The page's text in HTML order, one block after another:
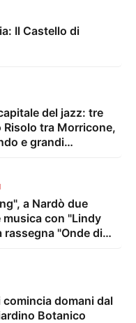
Il Castello di
del jazz: tre
Risolo tra Morricone,
e grandi
a Nardò due
con "Lindy
rassegna "Onde di
comincia domani dal
Botanico